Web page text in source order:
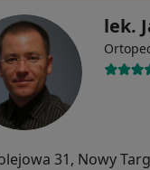
lek.
31, Nowy Targ